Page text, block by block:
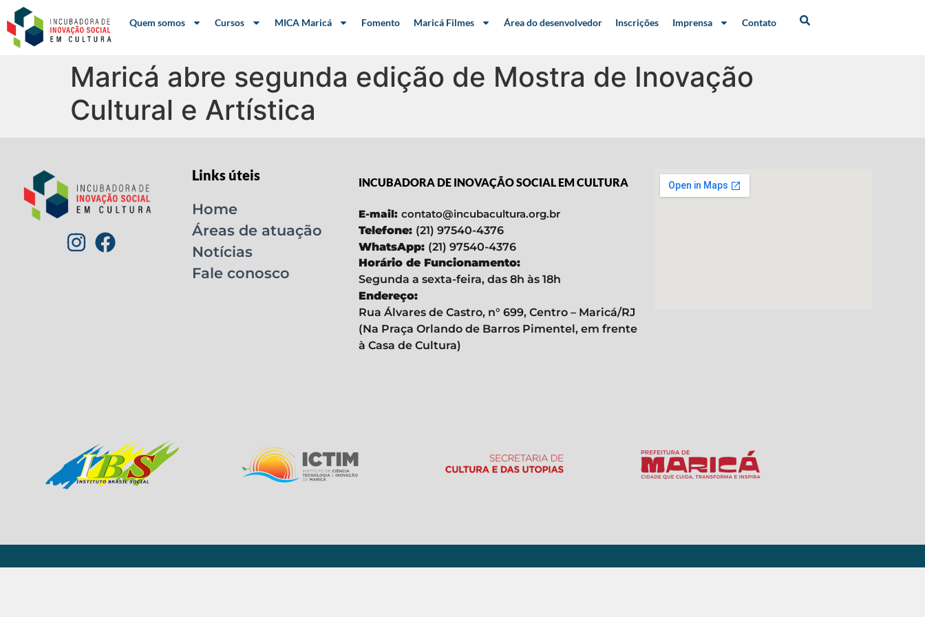
Quem somos Cursos MICA Maricá Fomento Maricá Filmes Área do desenvolvedor Inscrições Imprensa Contato
Maricá abre segunda edição de Mostra de Inovação
Cultural e Artística
Links úteis
Home
Áreas de atuação
Notícias
Fale conosco
INCUBADORA DE INOVAÇÃO SOCIAL EM CULTURA
E-mail: contato@incubacultura.org.br
Telefone: (21) 97540-4376
WhatsApp: (21) 97540-4376
Horário de Funcionamento:
Segunda a sexta-feira, das 8h às 18h
Endereço:
Rua Álvares de Castro, n° 699, Centro – Maricá/RJ
(Na Praça Orlando de Barros Pimentel, em frente
à Casa de Cultura)